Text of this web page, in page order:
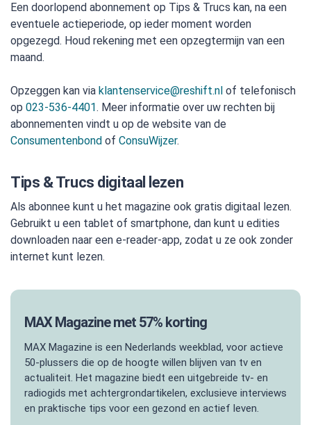
Een doorlopend abonnement op Tips & Trucs kan, na een
eventuele actieperiode, op ieder moment worden
opgezegd. Houd rekening met een opzegtermijn van een
maand.
Opzeggen kan via klantenservice@reshift.nl of telefonisch
op 023-536-4401. Meer informatie over uw rechten bij
abonnementen vindt u op de website van de
Consumentenbond of ConsuWijzer.
Tips & Trucs digitaal lezen
Als abonnee kunt u het magazine ook gratis digitaal lezen.
Gebruikt u een tablet of smartphone, dan kunt u edities
downloaden naar een e-reader-app, zodat u ze ook zonder
internet kunt lezen.
MAX Magazine met 57% korting
MAX Magazine is een Nederlands weekblad, voor actieve
50-plussers die op de hoogte willen blijven van tv en
actualiteit. Het magazine biedt een uitgebreide tv- en
radiogids met achtergrondartikelen, exclusieve interviews
en praktische tips voor een gezond en actief leven.